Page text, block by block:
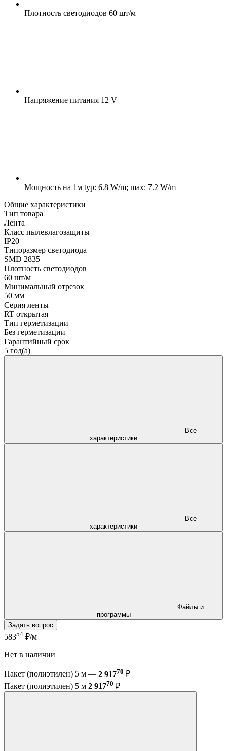
Плотность светодиодов 60 шт/м
Напряжение питания 12 V
Мощность на 1м typ: 6.8 W/m; max: 7.2 W/m
Общие характеристики
Тип товара
Лента
Класс пылевлагозащиты
IP20
Типоразмер светодиода
SMD 2835
Плотность светодиодов
60 шт/м
Минимальный отрезок
50 мм
Серия ленты
RT открытая
Тип герметизации
Без герметизации
Гарантийный срок
5 год(а)
характеристики
характеристики
программы
Задать вопрос
58354 ₽/м
Нет в наличии
Пакет (полиэтилен) 5 м — 2 91770 ₽
Пакет (полиэтилен) 5 м 2 91770 ₽